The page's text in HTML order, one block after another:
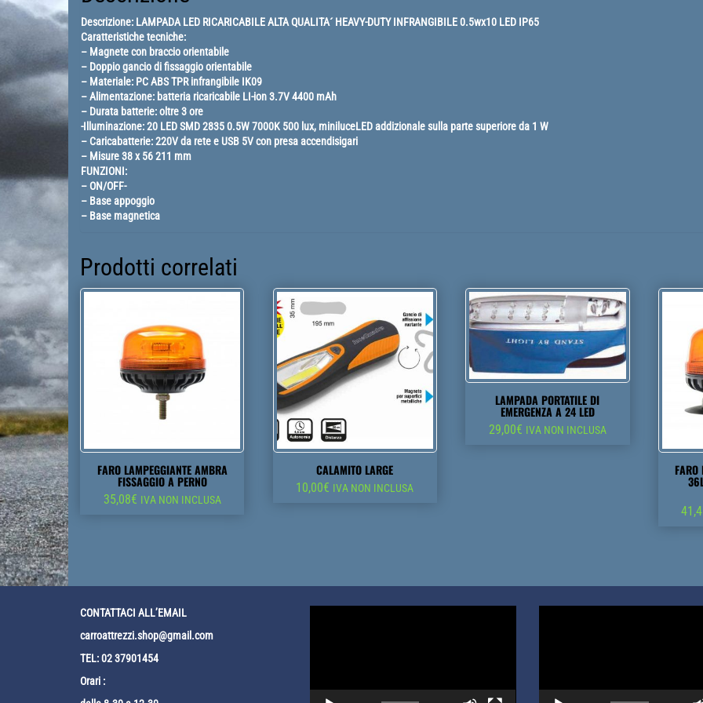
Descrizione: LAMPADA LED RICARICABILE ALTA QUALITA´ HEAVY-DUTY INFRANGIBILE 0.5wx10 LED IP65
Caratteristiche tecniche:
– Magnete con braccio orientabile
– Doppio gancio di fissaggio orientabile
– Materiale: PC ABS TPR infrangibile IK09
– Alimentazione: batteria ricaricabile LI-ion 3.7V 4400 mAh
– Durata batterie: oltre 3 ore
-Illuminazione: 20 LED SMD 2835 0.5W 7000K 500 lux, miniluceLED addizionale sulla parte superiore da 1 W
– Caricabatterie: 220V da rete e USB 5V con presa accendisigari
– Misure 38 x 56 211 mm
FUNZIONI:
– ON/OFF-
– Base appoggio
– Base magnetica
Prodotti correlati
FARO LAMPEGGIANTE AMBRA
FISSAGGIO A PERNO
35,08€ IVA NON INCLUSA
CALAMITO LARGE
10,00€ IVA NON INCLUSA
LAMPADA PORTATILE DI
EMERGENZA A 24 LED
29,00€ IVA NON INCLUSA
FARO
CONTATTACI ALL’EMAIL
carroattrezzi.shop@gmail.com
TEL: 02 37901454
Orari :